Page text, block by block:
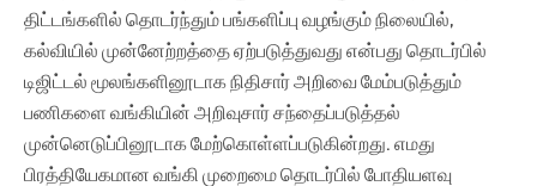
திட்டங்களில் தொடர்ந்தும் பங்களிப்பு வழங்கும் நிலையில்,
கல்வியில் முன்னேற்றத்தை ஏற்படுத்துவது என்பது தொடர்பில்
டிஜிட்டல் மூலங்களினூடாக நிதிசார் அறிவை மேம்படுத்தும்
பணிகளை வங்கியின் அறிவுசார் சந்தைப்படுத்தல்
முன்னெடுப்பினூடாக மேற்கொள்ளப்படுகின்றது. எமது
பிரத்தியேகமான வங்கி முறைமை தொடர்பில் போதியளவு